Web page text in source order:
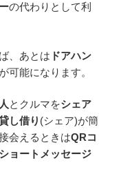
の代わりとして利
、あとは ドアハン
が可能になります。
とクルマをシェア
し借り (シェア)が簡
会えるときはQRコ
ショートメッセージ